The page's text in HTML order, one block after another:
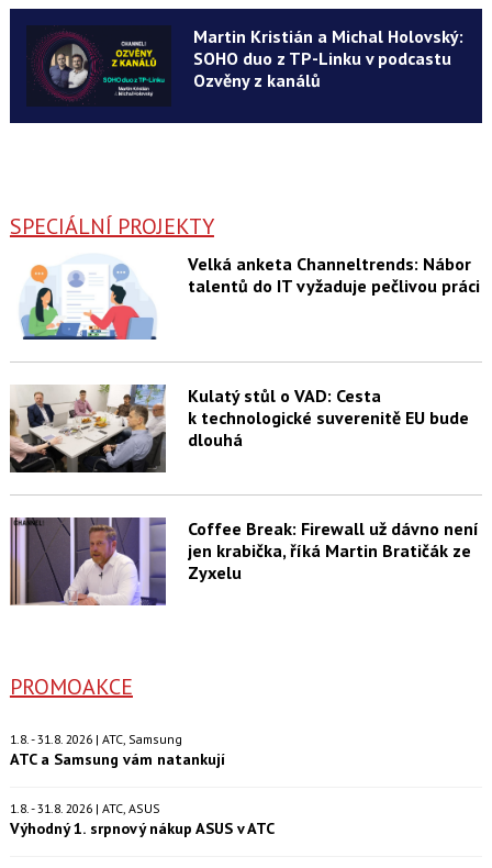
Martin Kristián a Michal Holovský:
SOHO duo z TP-Linku v podcastu
Ozvěny z kanálů
SPECIÁLNÍ PROJEKTY
Velká anketa Channeltrends: Nábor
talentů do IT vyžaduje pečlivou práci
Kulatý stůl o VAD: Cesta
k technologické suverenitě EU bude
dlouhá
Coffee Break: Firewall už dávno není
jen krabička, říká Martin Bratičák ze
Zyxelu
PROMOAKCE
1.8. - 31.8. 2026 | ATC, Samsung
ATC a Samsung vám natankují
1.8. - 31.8. 2026 | ATC, ASUS
Výhodný 1. srpnový nákup ASUS v ATC